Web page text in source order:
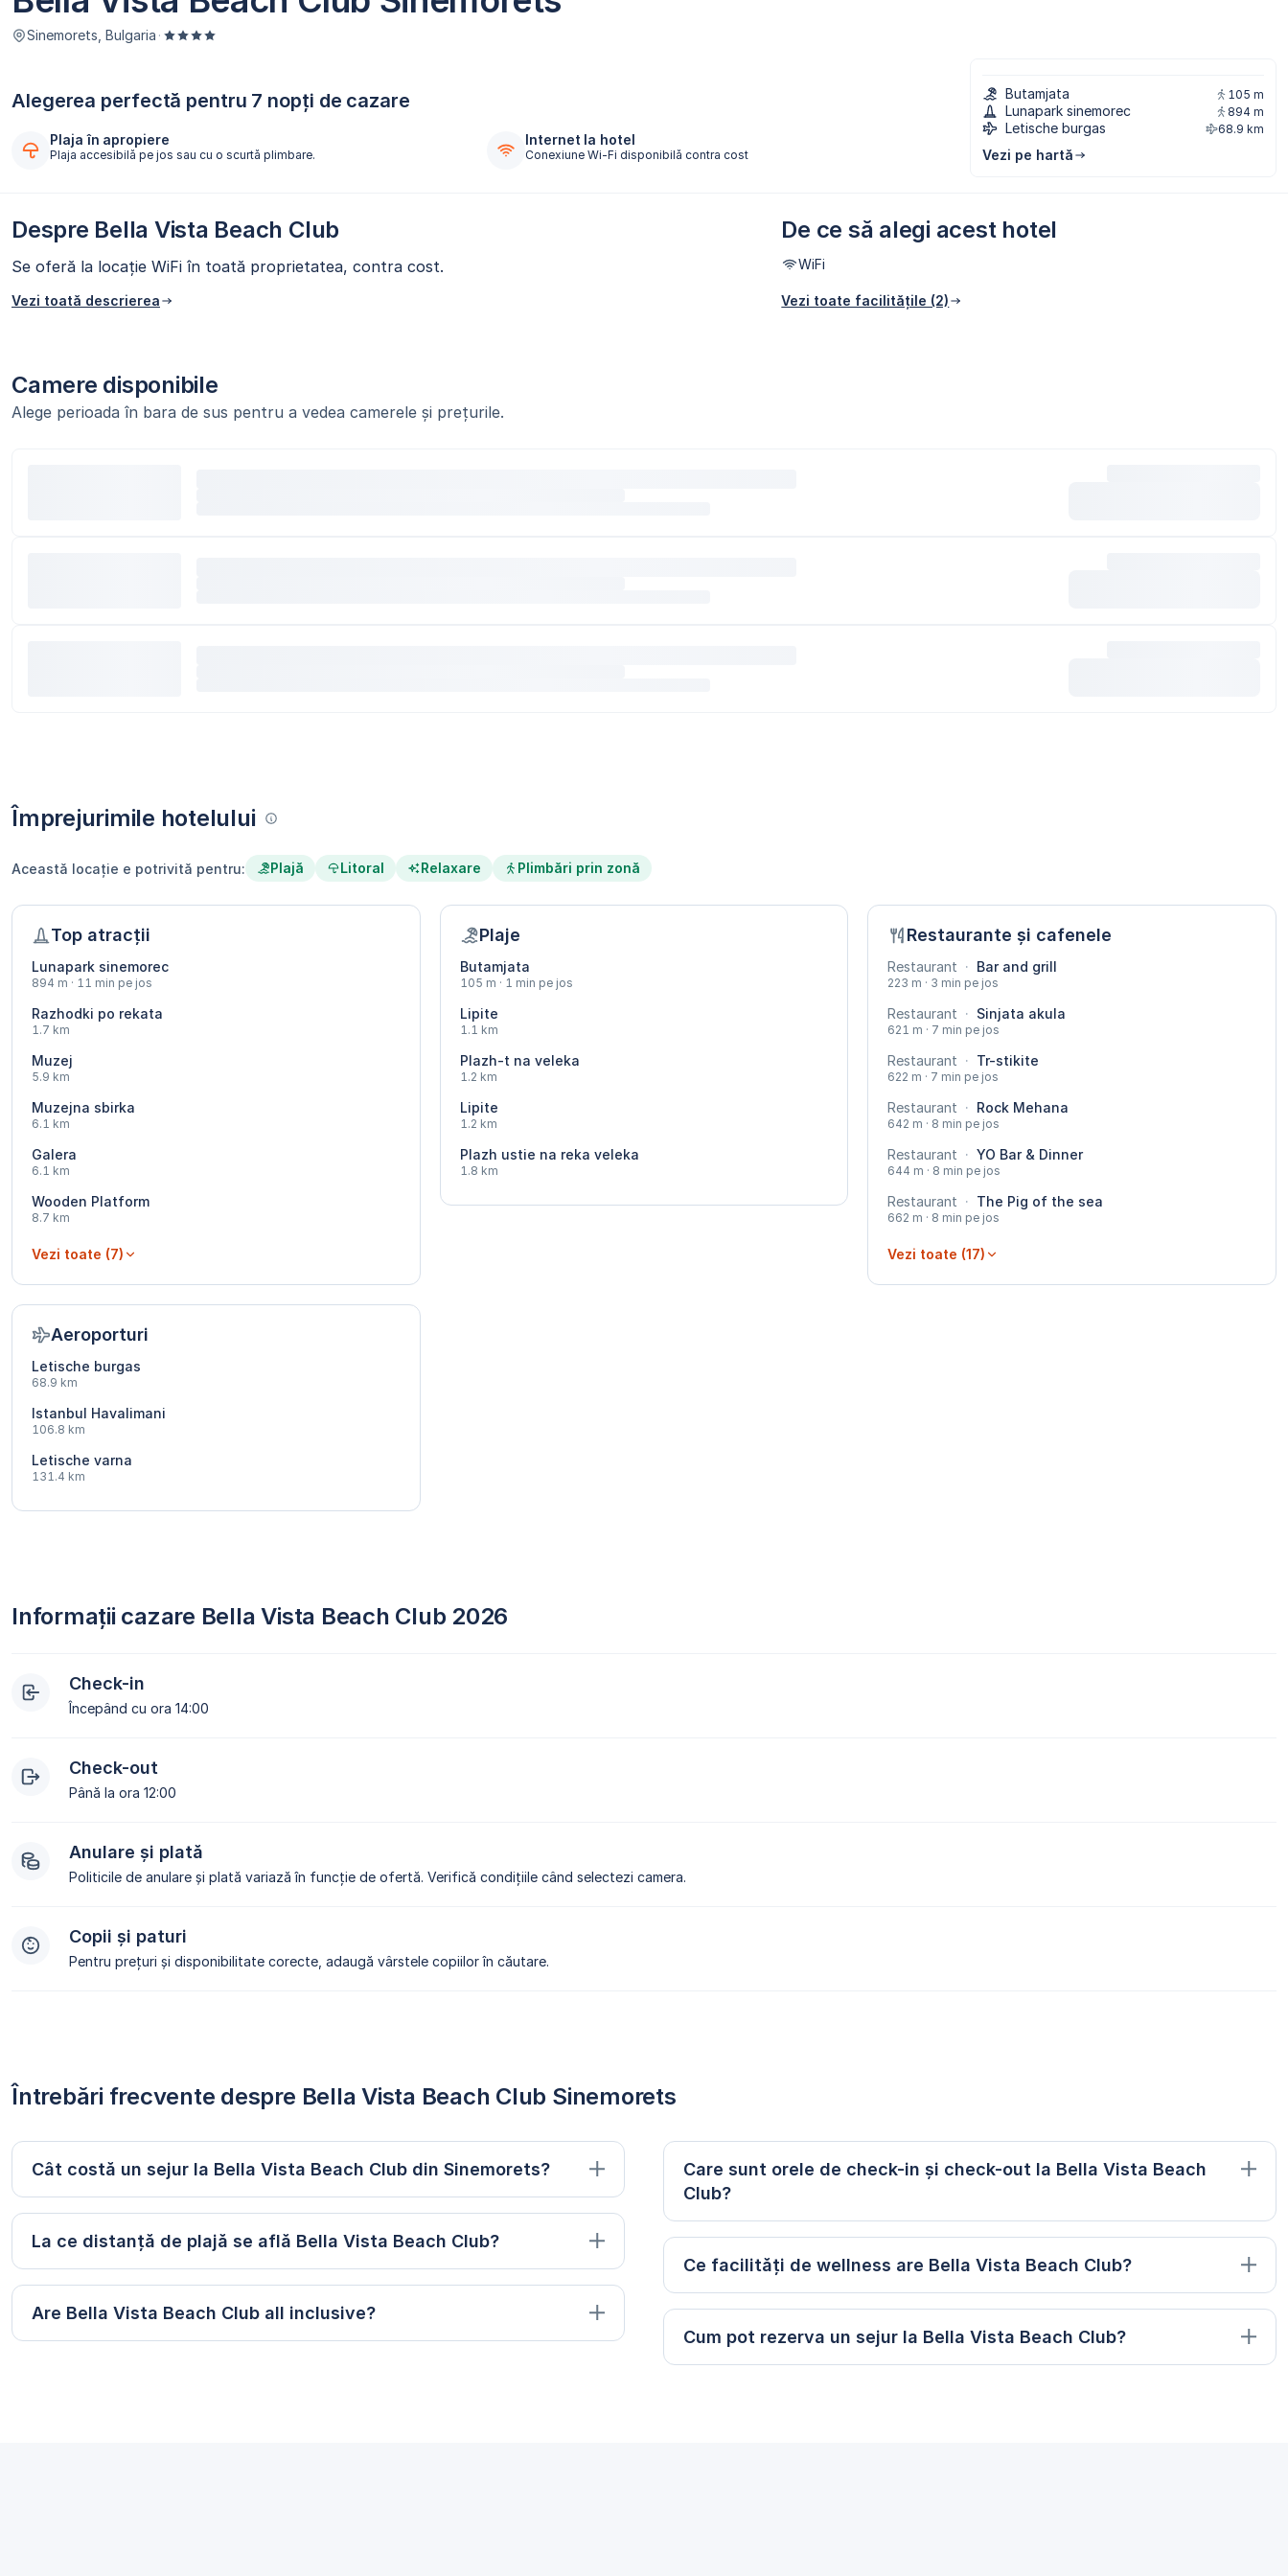
Sinemorets, Bulgaria ·
Alegerea perfectă pentru 7 nopți de cazare
Plaja în apropiere
Plaja accesibilă pe jos sau cu o scurtă plimbare.
Internet la hotel
Conexiune Wi-Fi disponibilă contra cost
Butamjata 105 m
Lunapark sinemorec 894 m
Letische burgas 68.9 km
Vezi pe hartă
Despre Bella Vista Beach Club
Se oferă la locație WiFi în toată proprietatea, contra cost.
Vezi toată descrierea
De ce să alegi acest hotel
WiFi
Vezi toate facilitățile (2)
Camere disponibile
Alege perioada în bara de sus pentru a vedea camerele și prețurile.
Împrejurimile hotelului
Această locație e potrivită pentru: Plajă Litoral Relaxare Plimbări prin zonă
Top atracții
Lunapark sinemorec
894 m · 11 min pe jos
Razhodki po rekata
1.7 km
Muzej
5.9 km
Muzejna sbirka
6.1 km
Galera
6.1 km
Wooden Platform
8.7 km
Vezi toate (7)
Plaje
Butamjata
105 m · 1 min pe jos
Lipite
1.1 km
Plazh-t na veleka
1.2 km
Lipite
1.2 km
Plazh ustie na reka veleka
1.8 km
Restaurante și cafenele
Restaurant · Bar and grill
223 m · 3 min pe jos
Restaurant · Sinjata akula
621 m · 7 min pe jos
Restaurant · Tr-stikite
622 m · 7 min pe jos
Restaurant · Rock Mehana
642 m · 8 min pe jos
Restaurant · YO Bar & Dinner
644 m · 8 min pe jos
Restaurant · The Pig of the sea
662 m · 8 min pe jos
Vezi toate (17)
Aeroporturi
Letische burgas
68.9 km
Istanbul Havalimani
106.8 km
Letische varna
131.4 km
Informații cazare Bella Vista Beach Club 2026
Check-in
Începând cu ora 14:00
Check-out
Până la ora 12:00
Anulare și plată
Politicile de anulare și plată variază în funcție de ofertă. Verifică condițiile când selectezi camera.
Copii și paturi
Pentru prețuri și disponibilitate corecte, adaugă vârstele copiilor în căutare.
Întrebări frecvente despre Bella Vista Beach Club Sinemorets
Cât costă un sejur la Bella Vista Beach Club din Sinemorets?
La ce distanță de plajă se află Bella Vista Beach Club?
Are Bella Vista Beach Club all inclusive?
Care sunt orele de check-in și check-out la Bella Vista Beach
Club?
Ce facilități de wellness are Bella Vista Beach Club?
Cum pot rezerva un sejur la Bella Vista Beach Club?